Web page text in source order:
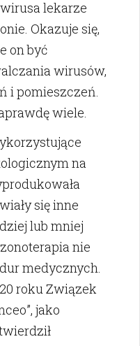
lekarze
Okazuje się,
on być
wirusów,
i pomieszczeń.
wiele.
na
się inne
lub mniej
nie
medycznych.
roku Związek
jako